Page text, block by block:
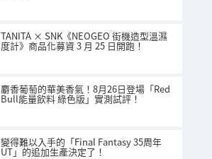
TANITA × SNK《NEOGEO 街機造型溫濕
度計》商品化募資 3 月 25 日開跑！
麝香葡萄的華美香氣！8月26日登場「Red
Bull能量飲料 綠色版」實測試評！
變得難以入手的「Final Fantasy 35周年
UT」的追加生產決定了！